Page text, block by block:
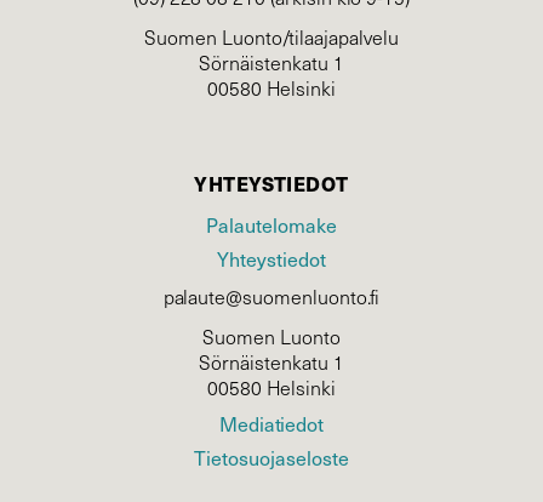
Suomen Luonto/tilaajapalvelu
Sörnäistenkatu 1
00580 Helsinki
YHTEYSTIEDOT
Palautelomake
Yhteystiedot
palaute@suomenluonto.fi
Suomen Luonto
Sörnäistenkatu 1
00580 Helsinki
Mediatiedot
Tietosuojaseloste